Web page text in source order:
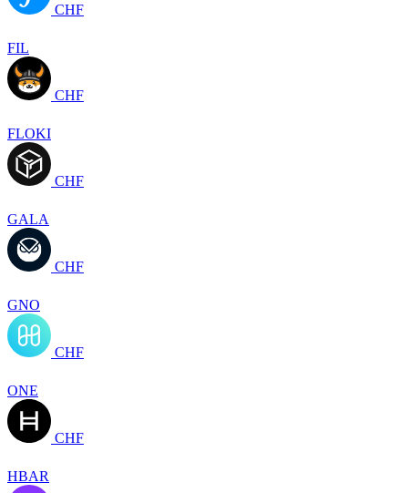
CHF
FIL
CHF
FLOKI
CHF
GALA
CHF
GNO
CHF
ONE
CHF
HBAR